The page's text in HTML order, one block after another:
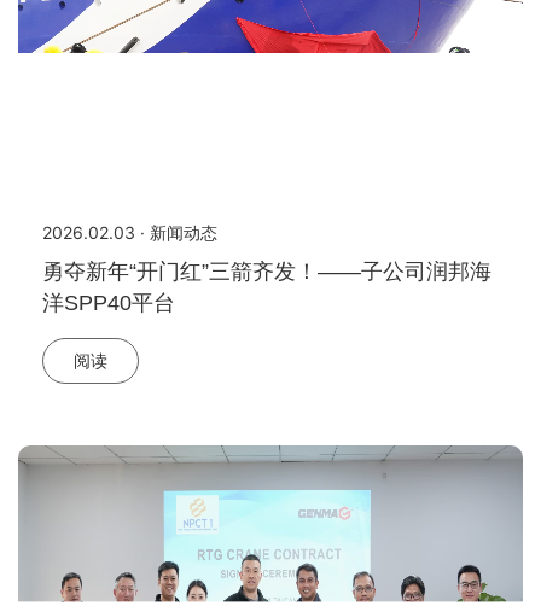
2026.02.03 · 新闻动态
勇夺新年“开门红”三箭齐发！——子公司润邦海
洋SPP40平台
阅读